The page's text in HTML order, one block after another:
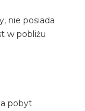
nie posiada
w pobliżu
pobyt